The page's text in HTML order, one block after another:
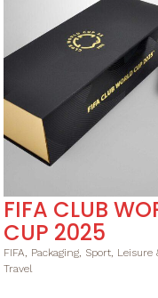
VAI
FIFA CLUB
CUP 2025
FIFA, Packaging, Sport, Leisure
Travel